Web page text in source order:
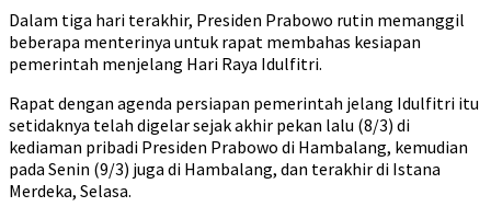
Dalam tiga hari terakhir, Presiden Prabowo rutin memanggil
beberapa menterinya untuk rapat membahas kesiapan
pemerintah menjelang Hari Raya Idulfitri.
Rapat dengan agenda persiapan pemerintah jelang Idulfitri itu
setidaknya telah digelar sejak akhir pekan lalu (8/3) di
kediaman pribadi Presiden Prabowo di Hambalang, kemudian
pada Senin (9/3) juga di Hambalang, dan terakhir di Istana
Merdeka, Selasa.